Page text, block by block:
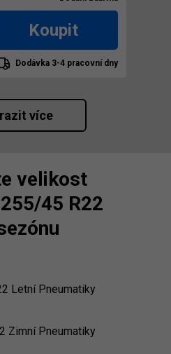
Koupit
Dodávka 3-4 pracovní dny
více
velikost
45 R22
Letní Pneumatiky
Zimní Pneumatiky